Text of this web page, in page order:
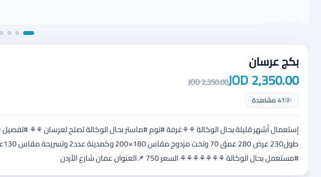
بكج عرسان
2,350.00 JOD
2,350.00 JOD
41 مشاهدة
#مستعمل بحال الوكالة ⚘⚘⚘⚘⚘⚘⚘ السعر 750 📌العنوان عمان شارع الأردن